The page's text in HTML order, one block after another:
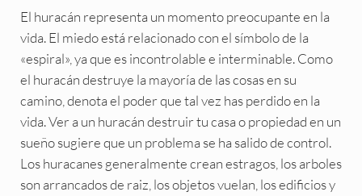
El huracán representa un momento preocupante en la
vida. El miedo está relacionado con el símbolo de la
«espiral», ya que es incontrolable e interminable. Como
el huracán destruye la mayoría de las cosas en su
camino, denota el poder que tal vez has perdido en la
vida. Ver a un huracán destruir tu casa o propiedad en un
sueño sugiere que un problema se ha salido de control.
Los huracanes generalmente crean estragos, los arboles
son arrancados de raiz, los objetos vuelan, los edificios y